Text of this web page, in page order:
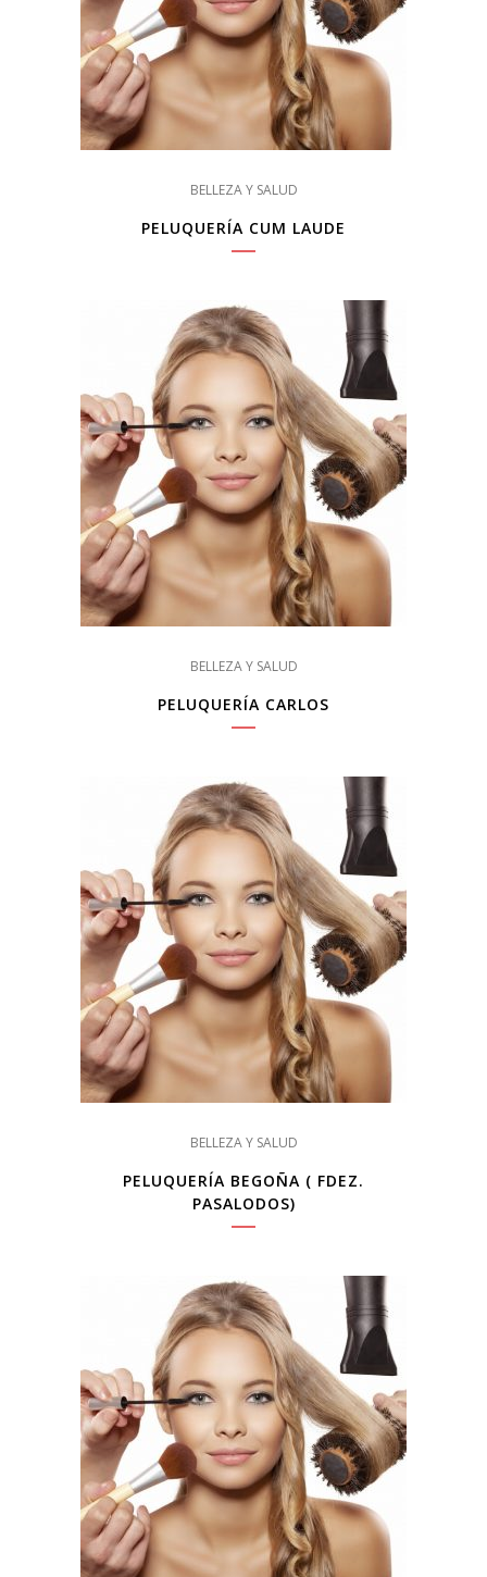
BELLEZA Y SALUD
PELUQUERÍA CUM LAUDE
BELLEZA Y SALUD
PELUQUERÍA CARLOS
BELLEZA Y SALUD
PELUQUERÍA BEGOÑA ( FDEZ.
PASALODOS)